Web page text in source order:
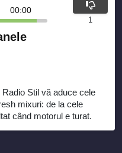
Stil vă aduce cele
mixuri: de la cele
când motorul e turat.
00:00
1